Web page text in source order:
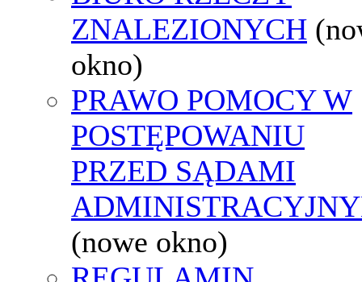
ZNALEZIONYCH
okno)
PRAWO POMOCY W
POSTĘPOWANIU
PRZED SĄDAMI
(nowe okno)